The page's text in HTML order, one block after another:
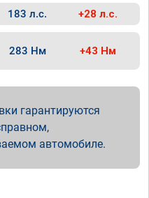
183 л.с. +28 л.с.
283 Нм +43 Нм
гарантируются
автомобиле.